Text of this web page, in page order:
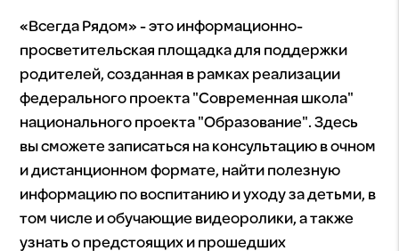
«Всегда Рядом» - это информационно-
просветительская площадка для поддержки
родителей, созданная в рамках реализации
федерального проекта "Современная школа"
национального проекта "Образование". Здесь
вы сможете записаться на консультацию в очном
и дистанционном формате, найти полезную
информацию по воспитанию и уходу за детьми, в
том числе и обучающие видеоролики, а также
узнать о предстоящих и прошедших